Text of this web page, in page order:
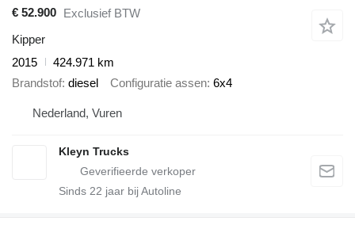
€ 52.900 Exclusief BTW
Kipper
2015
424.971 km
Brandstof diesel Configuratie assen 6x4
Nederland, Vuren
Kleyn Trucks
Sinds 22 jaar bij Autoline